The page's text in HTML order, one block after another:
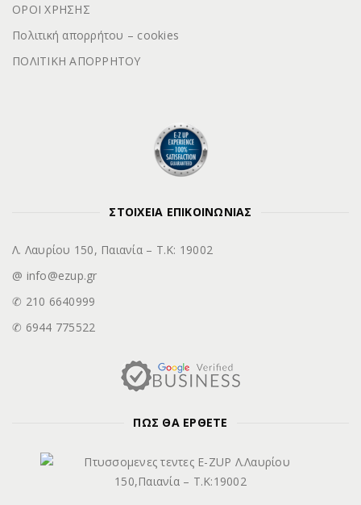
ΟΡΟΙ ΧΡΗΣΗΣ
Πολιτική απορρήτου – cookies
ΠΟΛΙΤΙΚΗ ΑΠΟΡΡΗΤΟΥ
ΣΤΟΙΧΕΙΑ ΕΠΙΚΟΙΝΩΝΙΑΣ
Λ. Λαυρίου 150, Παιανία – Τ.Κ: 19002
@ info@ezup.gr
✆ 210 6640999
✆ 6944 775522
ΠΩΣ ΘΑ ΕΡΘΕΤΕ